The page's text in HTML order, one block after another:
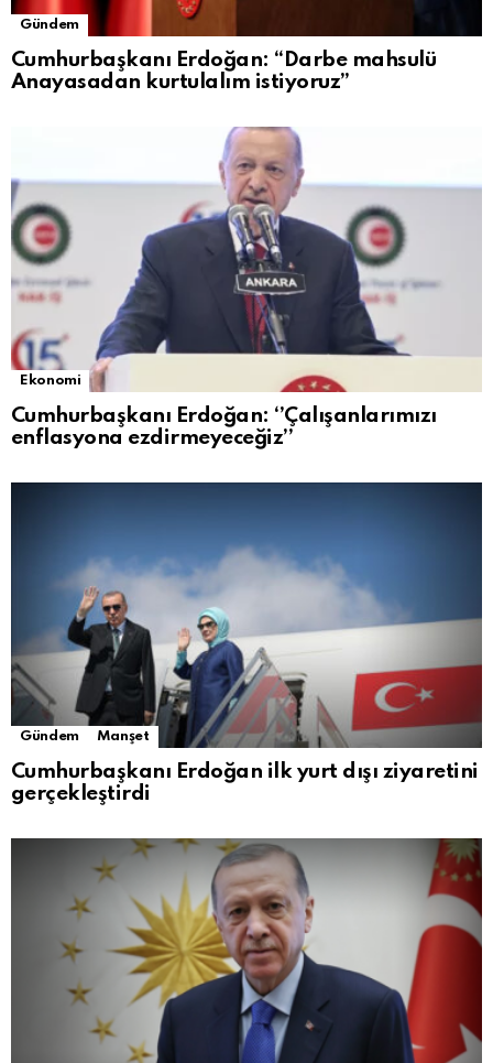
Gündem
Cumhurbaşkanı Erdoğan: “Darbe mahsulü
Anayasadan kurtulalım istiyoruz”
Ekonomi
Cumhurbaşkanı Erdoğan: ‘’Çalışanlarımızı
enflasyona ezdirmeyeceğiz’’
Gündem Manşet
Cumhurbaşkanı Erdoğan ilk yurt dışı ziyaretini
gerçekleştirdi